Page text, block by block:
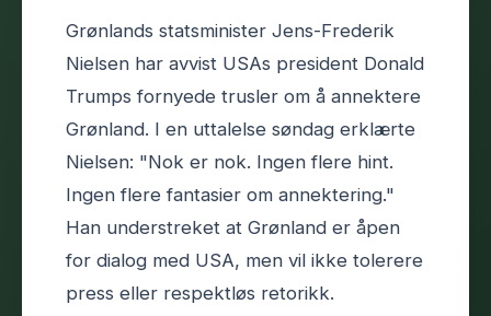
Grønlands statsminister Jens-Frederik
Nielsen har avvist USAs president Donald
Trumps fornyede trusler om å annektere
Grønland. I en uttalelse søndag erklærte
Nielsen: "Nok er nok. Ingen flere hint.
Ingen flere fantasier om annektering."
Han understreket at Grønland er åpen
for dialog med USA, men vil ikke tolerere
press eller respektløs retorikk.